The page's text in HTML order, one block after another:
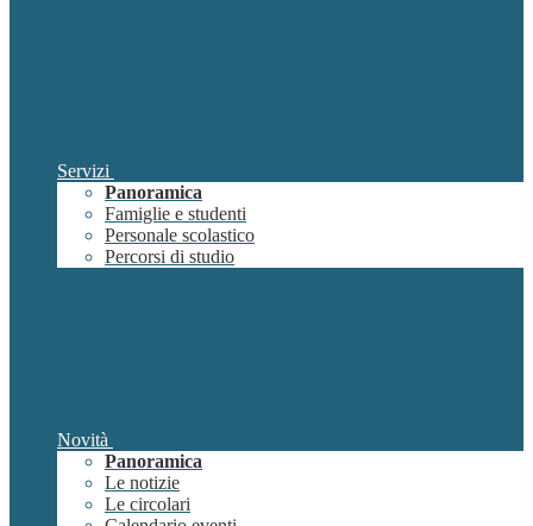
Servizi
Panoramica
Famiglie e studenti
Personale scolastico
Percorsi di studio
Novità
Panoramica
Le notizie
Le circolari